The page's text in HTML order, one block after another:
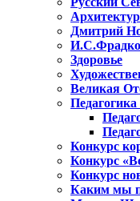
Дмитрий
Здоровье
Великая
Конкурс
Конкурс
Конкурс
Каким мы